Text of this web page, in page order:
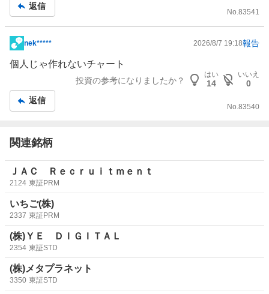
返信
No.83541
掲
示
記
事
nek***** 2026/8/7 19:18報告
個人じゃ作れないチャート
投資の参考になりましたか？
はい
14
いいえ
0
返信
No.83540
関連銘柄
ＪＡＣ Ｒｅｃｒｕｉｔｍｅｎｔ
2124 東証PRM
いちご(株)
2337 東証PRM
(株)ＹＥ ＤＩＧＩＴＡＬ
2354 東証STD
(株)メタプラネット
3350 東証STD